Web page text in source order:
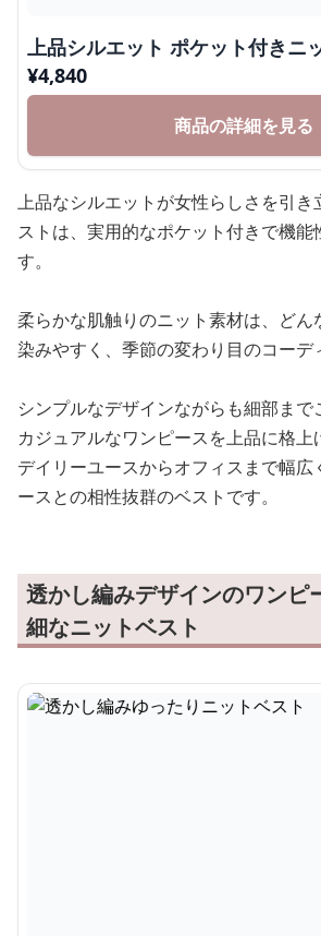
上品シルエット ポケット付きニ
¥4,840
商品の詳細を見る
上品なシルエットが女性らしさを引き
ストは、実用的なポケット付きで機能
す。
柔らかな肌触りのニット素材は、どん
染みやすく、季節の変わり目のコーデ
シンプルなデザインながらも細部まで
カジュアルなワンピースを上品に格上
デイリーユースからオフィスまで幅
ースとの相性抜群のベストです。
透かし編みデザインのワンピ
細なニットベスト